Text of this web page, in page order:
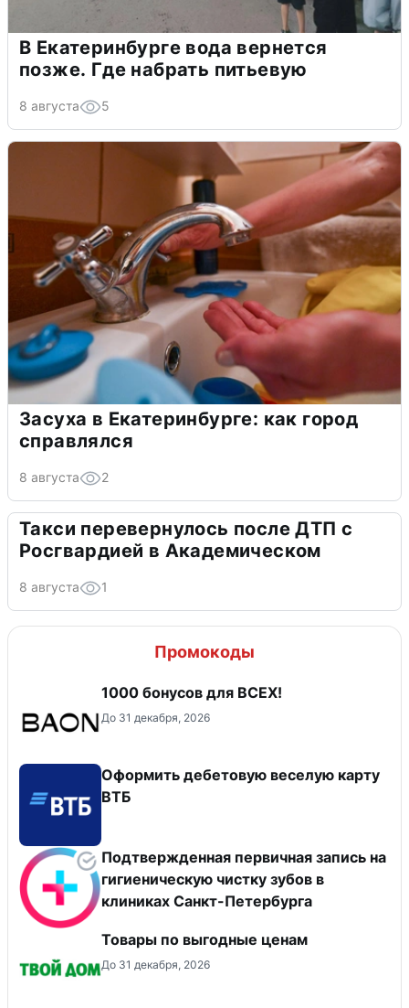
В Екатеринбурге вода вернется
позже. Где набрать питьевую
8 августа 5
Засуха в Екатеринбурге: как город
справлялся
8 августа 2
Такси перевернулось после ДТП с
Росгвардией в Академическом
8 августа 1
Промокоды
1000 бонусов для ВСЕХ!
До 31 декабря, 2026
Оформить дебетовую веселую карту
ВТБ
Подтвержденная первичная запись на
гигиеническую чистку зубов в
клиниках Санкт-Петербурга
Товары по выгодные ценам
До 31 декабря, 2026